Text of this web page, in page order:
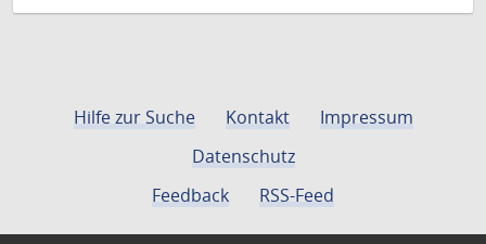
Hilfe zur Suche Kontakt
Impressum
Datenschutz
Feedback
RSS-Feed